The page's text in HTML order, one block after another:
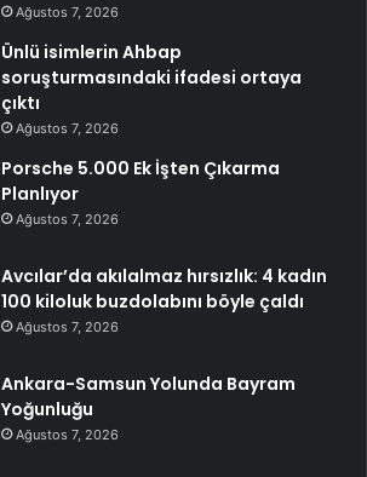
Ağustos 7, 2026
Ünlü isimlerin Ahbap
soruşturmasındaki ifadesi ortaya
çıktı
Ağustos 7, 2026
Porsche 5.000 Ek İşten Çıkarma
Planlıyor
Ağustos 7, 2026
Avcılar’da akılalmaz hırsızlık: 4 kadın
100 kiloluk buzdolabını böyle çaldı
Ağustos 7, 2026
Ankara-Samsun Yolunda Bayram
Yoğunluğu
Ağustos 7, 2026